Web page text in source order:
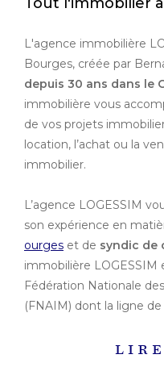
L'agence immobilière
Bourges, créée par
depuis 30 ans dans le
immobilière vous
de vos projets
location, l’achat ou la
immobilier.
L’agence LOGESSIM
son expérience en
ourges et de syndic de
immobilière LOGESSIM
Fédération Nationale
(FNAIM) dont la ligne
Ville
Budget
Budget
Surface
Surface
Pièces
Pièces
Référence